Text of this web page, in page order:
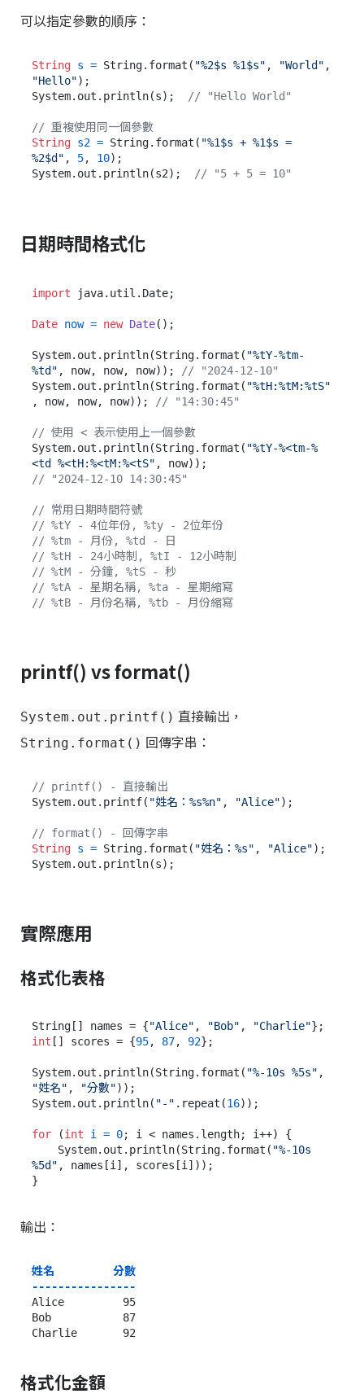
可以指定參數的順序：
String s = String.format( "%2$s %1$s" , "World"
"Hello");
System.out.println(s); // "Hello World"
// 重複使用同一個參數
String s2 = String.format( "%1$s + %1$s =
%2$d" , 5, 10);
System.out.println(s2); // "5 + 5 = 10"
日期時間格式化
import java.util.Date;
Date now = new Date();
System.out.println(String.format( "%tY-%tm-
%td" , now, now, now));
// "2024-12-10"
System.out.println(String.format( "%tH:%tM:%tS"
, now, now, now));
// "14:30:45"
// 使用 < 表示使用上一個參數
System.out.println(String.format( "%tY-%<tm-%
<td %<tH:%<tM:%<tS"
// "2024-12-10 14:30:45"
// 常用日期時間符號
// %tY - 4位年份, %ty - 2位年份
// %tm - 月份, %td - 日
// %tH - 24小時制, %tI - 12小時制
// %tM - 分鐘, %tS - 秒
// %tA - 星期名稱, %ta - 星期縮寫
// %tB - 月份名稱, %tb - 月份縮寫
printf() vs format()
System.out.printf() 直接輸出，
String.format() 回傳字串：
// printf() - 直接輸出
System.out.printf( "姓名：%s%n" , "Alice");
// format() - 回傳字串
String s = String.format( "姓名：%s" , "Alice");
實際應用
格式化表格
String[] names = {"Alice" , "Bob" , "Charlie"
int [] scores = {95, 87, 92};
System.out.println(String.format( "%-10s %5s"
"姓名" , "分數"));
System.out.println( "-" .repeat(16));
for (int i = 0; i < names.length; i++) {
    System.out.println(String.format(
"%-10s
%5d" , names[i], scores[i]));
輸出：
姓名         分數
----------------
Alice         95
Bob           87
格式化金額